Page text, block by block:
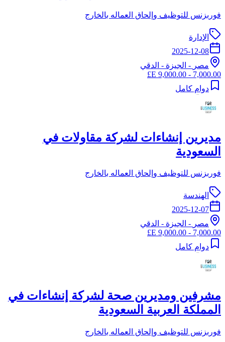
فوربزنس للتوظيف وإلحاق العماله بالخارج
الإدارة
2025-12-08
مصر - الجيزة - الدقي
7,000.00 - 9,000.00 E£
دوام كامل
مديرين إنشاءات لشركة مقاولات في
السعودية
فوربزنس للتوظيف وإلحاق العماله بالخارج
الهندسة
2025-12-07
مصر - الجيزة - الدقي
7,000.00 - 9,000.00 E£
دوام كامل
مشرفين ومديرين صحة لشركة إنشاءات في
المملكة العربية السعودية
فوربزنس للتوظيف وإلحاق العماله بالخارج